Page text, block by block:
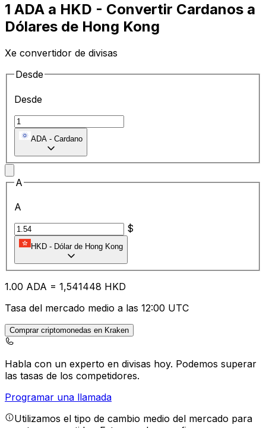
1 ADA a HKD - Convertir Cardanos a
Dólares de Hong Kong
Xe convertidor de divisas
Desde
Desde
ADA - Cardano
A
A
$
HKD - Dólar de Hong Kong
1.00 ADA = 1,541448 HKD
Tasa del mercado medio a las 12:00 UTC
Comprar criptomonedas en Kraken
Habla con un experto en divisas hoy. Podemos superar
las tasas de los competidores.
Programar una llamada
Utilizamos el tipo de cambio medio del mercado para